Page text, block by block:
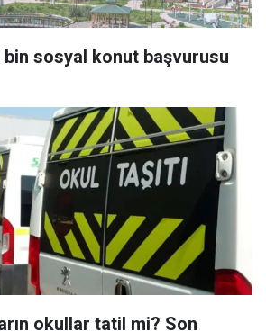
sosyal konut başvurusu
okullar tatil mi? Son